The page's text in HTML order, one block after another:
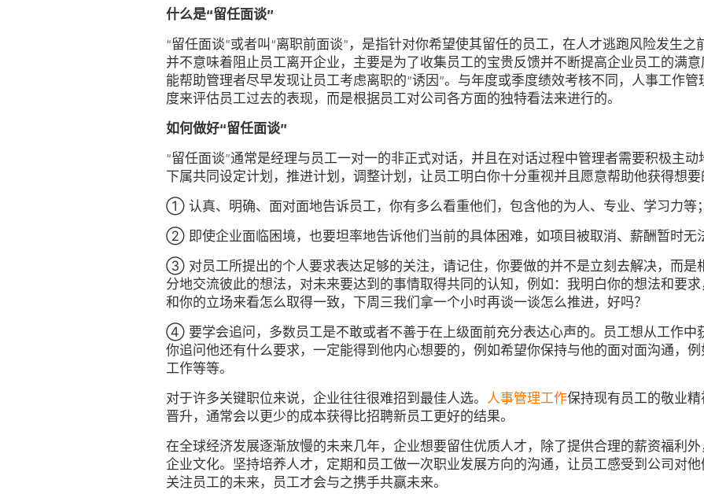
什么是“留任面谈”
“留任面谈”或者叫“离职前面谈”，是指针对你希望使其留任的员工，在人才逃跑风险发生之
并不意味着阻止员工离开企业，主要是为了收集员工的宝贵反馈并不断提高企业员工的满
能帮助管理者尽早发现让员工考虑离职的“诱因”。与年度或季度绩效考核不同，人事工作
度来评估员工过去的表现，而是根据员工对公司各方面的独特看法来进行的。
如何做好“留任面谈”
“留任面谈”通常是经理与员工一对一的非正式对话，并且在对话过程中管理者需要积极主
下属共同设定计划，推进计划，调整计划，让员工明白你十分重视并且愿意帮助他获得想要
① 认真、明确、面对面地告诉员工，你有多么看重他们，包含他的为人、专业、学习力等；
② 即使企业面临困境，也要坦率地告诉他们当前的具体困难，如项目被取消、薪酬暂时无
③ 对员工所提出的个人要求表达足够的关注，请记住，你要做的并不是立刻去解决，而是
分地交流彼此的想法，对未来要达到的事情取得共同的认知，例如：我明白你的想法和要
和你的立场来看怎么取得一致，下周三我们拿一个小时再谈一谈怎么推进，好吗？
④ 要学会追问，多数员工是不敢或者不善于在上级面前充分表达心声的。员工想从工作中
你追问他还有什么要求，一定能得到他内心想要的，例如希望你保持与他的面对面沟通，
工作等等。
对于许多关键职位来说，企业往往很难招到最佳人选。 人事管理工作保持现有员工的敬业
晋升，通常会以更少的成本获得比招聘新员工更好的结果。
在全球经济发展逐渐放慢的未来几年，企业想要留住优质人才，除了提供合理的薪资福利
企业文化。坚持培养人才，定期和员工做一次职业发展方向的沟通，让员工感受到公司对
关注员工的未来，员工才会与之携手共赢未来。